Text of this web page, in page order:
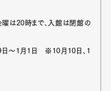
は20時まで、入館は閉館の
日〜1月1日 ※10月10日、1